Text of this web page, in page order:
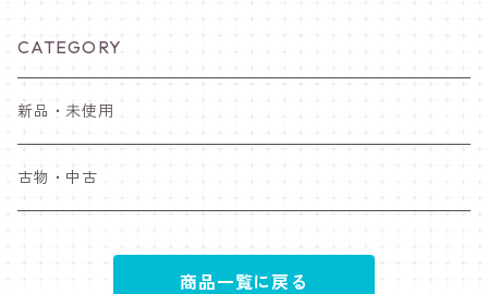
CATEGORY
新品・未使用
古物・中古
商品一覧に戻る